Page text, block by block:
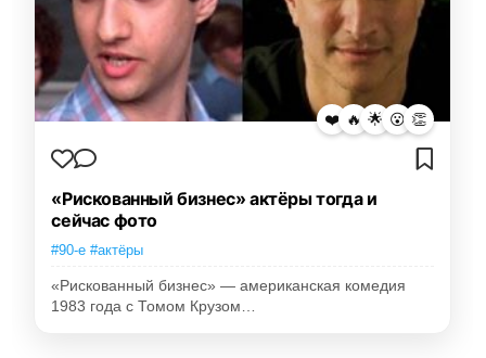
❤️ 🔥 🌟 😮 👏
«Рискованный бизнес» актёры тогда и
сейчас фото
#90-е #актёры
«Рискованный бизнес» — американская комедия
1983 года с Томом Крузом…